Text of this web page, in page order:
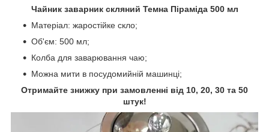
Чайник заварник скляний Темна Піраміда 500 мл
Матеріал: жаростійке скло;
Об'єм: 500 мл;
Колба для заварювання чаю;
Можна мити в посудомийній машинці;
Отримайте знижку при замовленні від 10, 20, 30 та 50
штук!